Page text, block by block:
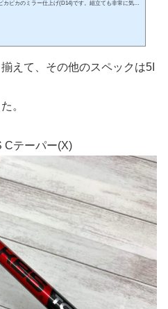
カピカのミラー仕上げ(D14)です。組立ても非常に気を
に#9・Pの番手はいつになる...
えて、その他のスペックは5I
。
Cテーパー(X)